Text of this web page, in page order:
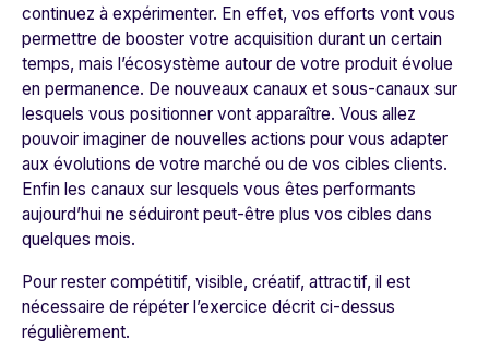
continuez à expérimenter. En effet, vos efforts vont vous
permettre de booster votre acquisition durant un certain
temps, mais l’écosystème autour de votre produit évolue
en permanence. De nouveaux canaux et sous-canaux sur
lesquels vous positionner vont apparaître. Vous allez
pouvoir imaginer de nouvelles actions pour vous adapter
aux évolutions de votre marché ou de vos cibles clients.
Enfin les canaux sur lesquels vous êtes performants
aujourd’hui ne séduiront peut-être plus vos cibles dans
quelques mois.
Pour rester compétitif, visible, créatif, attractif, il est
nécessaire de répéter l’exercice décrit ci-dessus
régulièrement.